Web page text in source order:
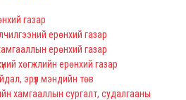
газар
ерөнхий газар
ерөнхий газар
хөгжлийн ерөнхий газар
эрүүл мэндийн төв
хамгааллын сургалт, судалгааны